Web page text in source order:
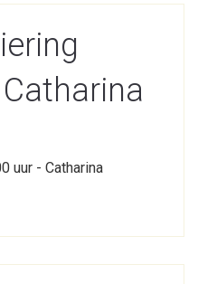
uur - Catharina